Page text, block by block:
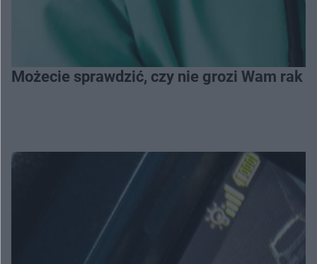
Możecie sprawdzić, czy nie grozi Wam rak